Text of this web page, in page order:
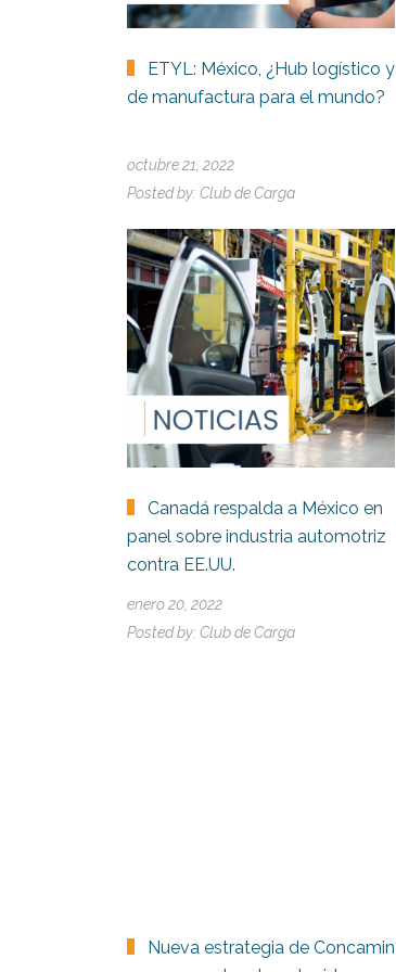
ETYL: México, ¿Hub logístico y
de manufactura para el mundo?
octubre 21, 2022
Posted by: Club de Carga
Canadá respalda a México en
panel sobre industria automotriz
contra EE.UU.
enero 20, 2022
Posted by: Club de Carga
Nueva estrategia de Concamin